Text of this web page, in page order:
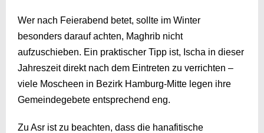
Wer nach Feierabend betet, sollte im Winter
besonders darauf achten, Maghrib nicht
aufzuschieben. Ein praktischer Tipp ist, Ischa in dieser
Jahreszeit direkt nach dem Eintreten zu verrichten –
viele Moscheen in Bezirk Hamburg-Mitte legen ihre
Gemeindegebete entsprechend eng.
Zu Asr ist zu beachten, dass die hanafitische